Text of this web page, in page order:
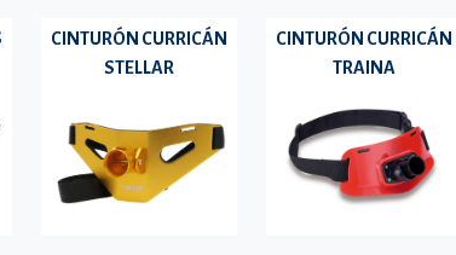
CINTURÓN CURRICÁN
STELLAR
CINTURÓN CURRICÁN
TRAINA